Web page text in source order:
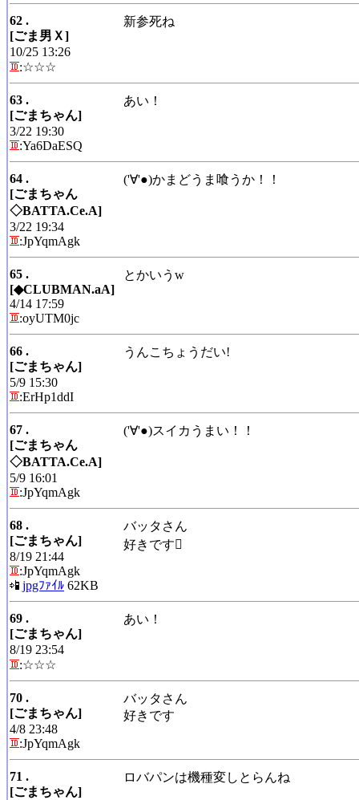
62 .
[ごま男Ｘ]
10/25 13:26
:☆☆☆
新参死ね
63 .
[ごまちゃん]
3/22 19:30
:Ya6DaESQ
あい！
64 .
[ごまちゃん
◇BATTA.Ce.A]
3/22 19:34
:JpYqmAgk
('∀'●)かまどうま喰うか！！
65 .
[◆CLUBMAN.aA]
4/14 17:59
:oyUTM0jc
とかいうw
66 .
[ごまちゃん]
5/9 15:30
:ErHp1ddI
うんこちょうだい!
67 .
[ごまちゃん
◇BATTA.Ce.A]
5/9 16:01
:JpYqmAgk
('∀'●)スイカうまい！！
68 .
[ごまちゃん]
8/19 21:44
:JpYqmAgk
jpgﾌｧｲﾙ 62KB
バッタさん
好きです
69 .
[ごまちゃん]
8/19 23:54
:☆☆☆
あい！
70 .
[ごまちゃん]
4/8 23:48
:JpYqmAgk
バッタさん
好きです
71 .
[ごまちゃん]
ロバパンは機種変しとらんね